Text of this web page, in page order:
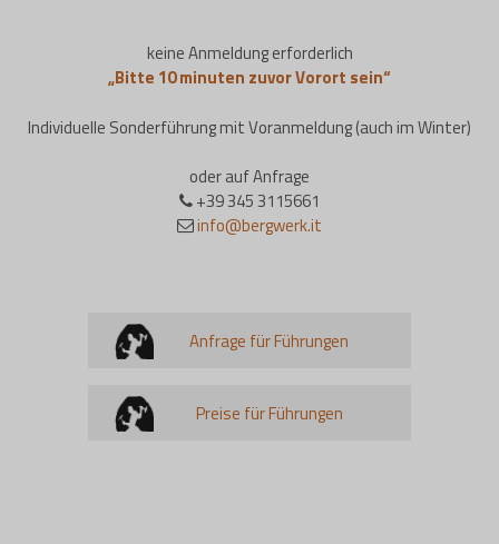
keine Anmeldung erforderlich
„Bitte 10 minuten zuvor Vorort sein“
Individuelle Sonderführung mit Voranmeldung (auch im Winter)
oder auf Anfrage
+39 345 3115661
info@bergwerk.it
Anfrage für Führungen
Preise für Führungen